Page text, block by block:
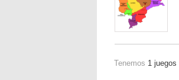
Tenemos 1 juegos